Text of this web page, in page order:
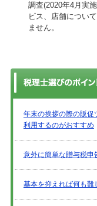
調査(2020年4月実
ビス、店舗につい
ません。
年末の挨拶の際の販促
利用するのがおすすめ
意外に簡単な贈与税申
基本を抑えれば何も難